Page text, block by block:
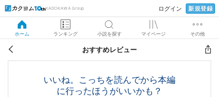
KADOKAWA Group ログイン 新規登録
ホーム ランキング 小説を探す マイページ その他
おすすめレビュー
いいね。こっちを読んでから本編
に行ったほうがいいかも？